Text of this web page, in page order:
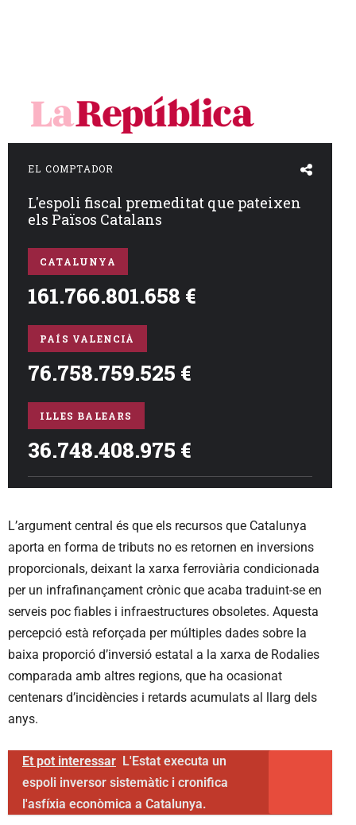
L’argument central és que els recursos que Catalunya
aporta en forma de tributs no es retornen en inversions
proporcionals, deixant la xarxa ferroviària condicionada
per un infrafinançament crònic que acaba traduint-se en
serveis poc fiables i infraestructures obsoletes. Aquesta
percepció està reforçada per múltiples dades sobre la
baixa proporció d’inversió estatal a la xarxa de Rodalies
comparada amb altres regions, que ha ocasionat
centenars d’incidències i retards acumulats al llarg dels
anys.
Et pot interessar L'Estat executa un
espoli inversor sistemàtic i cronifica
l'asfíxia econòmica a Catalunya.